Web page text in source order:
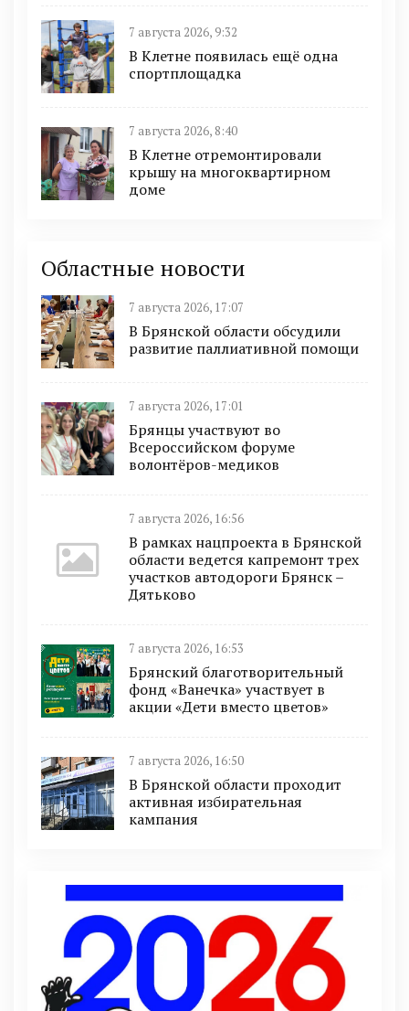
7 августа 2026, 9:32
В Клетне появилась ещё одна
спортплощадка
7 августа 2026, 8:40
В Клетне отремонтировали
крышу на многоквартирном
доме
Областные новости
7 августа 2026, 17:07
В Брянской области обсудили
развитие паллиативной помощи
7 августа 2026, 17:01
Брянцы участвуют во
Всероссийском форуме
волонтёров-медиков
7 августа 2026, 16:56
В рамках нацпроекта в Брянской
области ведется капремонт трех
участков автодороги Брянск –
Дятьково
7 августа 2026, 16:53
Брянский благотворительный
фонд «Ванечка» участвует в
акции «Дети вместо цветов»
7 августа 2026, 16:50
В Брянской области проходит
активная избирательная
кампания